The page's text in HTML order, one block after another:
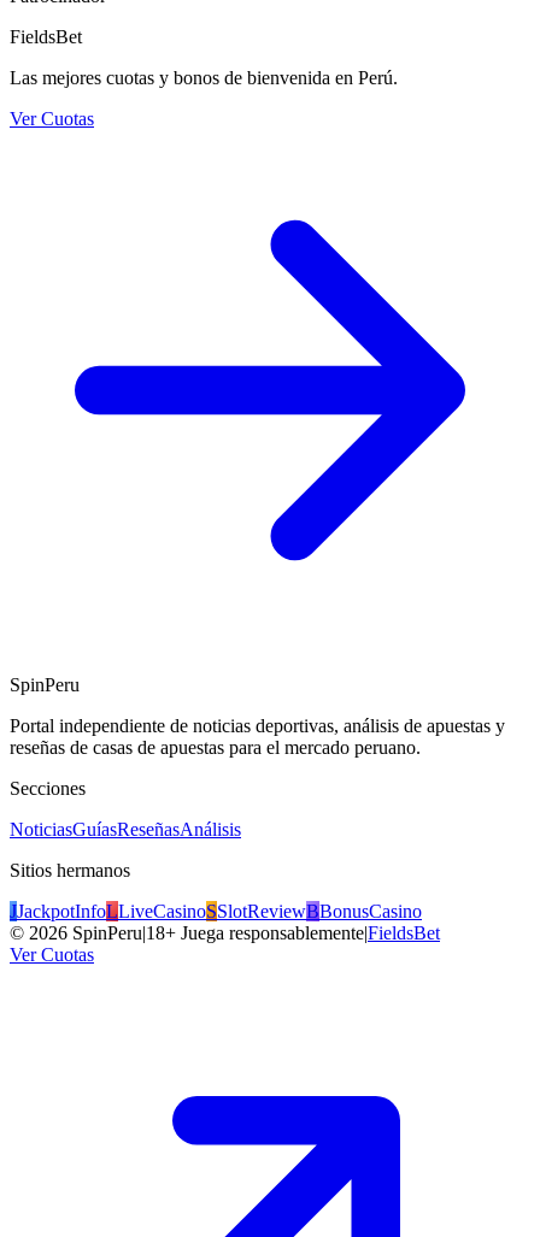
FieldsBet
Las mejores cuotas y bonos de bienvenida en Perú.
Ver Cuotas
SpinPeru
Portal independiente de noticias deportivas, análisis de apuestas y
reseñas de casas de apuestas para el mercado peruano.
Secciones
NoticiasGuíasReseñasAnálisis
Sitios hermanos
JJackpotInfoLLiveCasinoSSlotReviewBBonusCasino
© 2026 SpinPeru|18+ Juega responsablemente|FieldsBet
Ver Cuotas